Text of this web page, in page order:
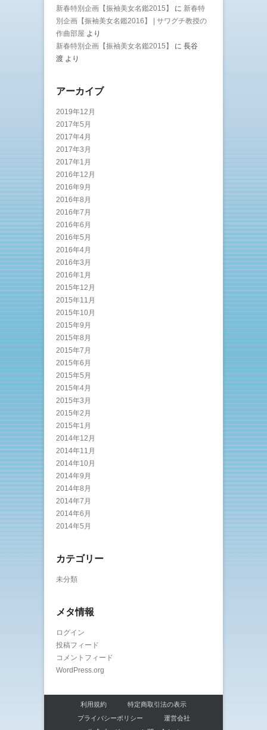
新春特別企画【振袖美女名鑑2015】
に 新春特
別企画【振袖美女名鑑2016】 | サワグチ教授の
作曲部屋 より
新春特別企画【振袖美女名鑑2015】
に 長谷
渡 より
アーカイブ
2019年12月
2017年5月
2017年4月
2017年3月
2017年1月
2016年12月
2016年9月
2016年8月
2016年7月
2016年6月
2016年5月
2016年4月
2016年3月
2016年1月
2015年12月
2015年11月
2015年10月
2015年9月
2015年8月
2015年7月
2015年6月
2015年5月
2015年4月
2015年3月
2015年2月
2015年1月
2014年12月
2014年11月
2014年10月
2014年9月
2014年8月
2014年7月
2014年6月
2014年5月
カテゴリー
未分類
メタ情報
ログイン
投稿フィード
コメントフィード
WordPress.org
利用規約
特定商取引法の表示
プライバシーポリシー
運営会社